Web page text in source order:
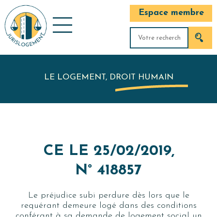
Espace membre
LE LOGEMENT, DROIT HUMAIN
CE LE 25/02/2019,
N° 418857
Le préjudice subi perdure dès lors que le
requérant demeure logé dans des conditions